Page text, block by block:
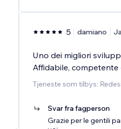
5 damiano
Uno dei migliori
Affidabile,
Tjeneste som tilbys:
Svar fra fagperson
Grazie per le gentili